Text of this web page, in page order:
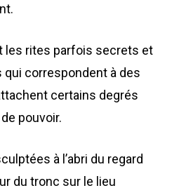
les rites parfois secrets et
qui correspondent à des
certains degrés
pouvoir.
à l’abri du regard
du tronc sur le lieu